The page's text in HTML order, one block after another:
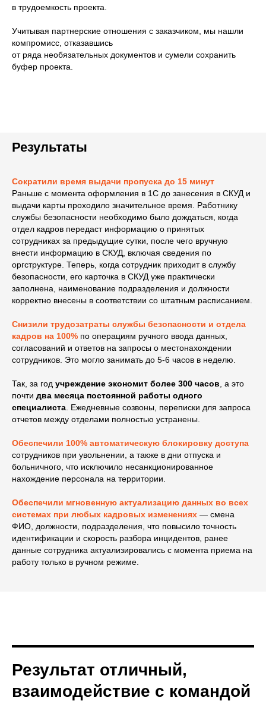
в трудоемкость проекта.
Учитывая партнерские отношения с заказчиком, мы нашли
компромисс, отказавшись
от ряда необязательных документов и сумели сохранить
буфер проекта.
Результаты
Сократили время выдачи пропуска до 15 минут
Раньше с момента оформления в 1С до занесения в СКУД и
выдачи карты проходило значительное время. Работнику
службы безопасности необходимо было дождаться, когда
отдел кадров передаст информацию о принятых
сотрудниках за предыдущие сутки, после чего вручную
внести информацию в СКУД, включая сведения по
оргструктуре. Теперь, когда сотрудник приходит в службу
безопасности, его карточка в СКУД уже практически
заполнена, наименование подразделения и должности
корректно внесены в соответствии со штатным расписанием.
Снизили трудозатраты службы безопасности и отдела
кадров на 100% по операциям ручного ввода данных,
согласований и ответов на запросы о местонахождении
сотрудников. Это могло занимать до 5-6 часов в неделю.
Так, за год учреждение экономит более 300 часов , а это
почти два месяца постоянной работы одного
специалиста . Ежедневные созвоны, переписки для запроса
отчетов между отделами полностью устранены.
Обеспечили 100% автоматическую блокировку доступа
сотрудников при увольнении, а также в дни отпуска и
больничного, что исключило несанкционированное
нахождение персонала на территории.
Обеспечили мгновенную актуализацию данных во всех
системах при любых кадровых изменениях — смена
ФИО, должности, подразделения, что повысило точность
идентификации и скорость разбора инцидентов, ранее
данные сотрудника актуализировались с момента приема на
работу только в ручном режиме.
Результат отличный,
взаимодействие с командой